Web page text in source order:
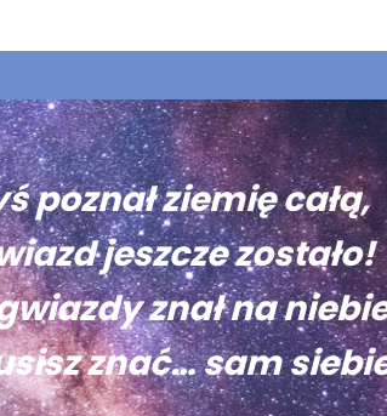
poznał ziemię całą,
jeszcze zostało!
znał na
znać… sam